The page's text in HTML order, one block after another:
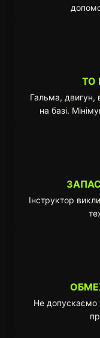
ТО
Гальма, двигун,
на базі.
Інструктор
Не допускаємо